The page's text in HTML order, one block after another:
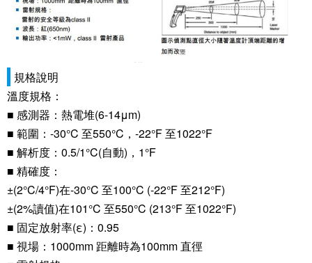
規格說明
溫度規格：
■ 感測器：熱電堆(6-14μm)
■ 範圍：-30°C 至550°C，-22°F 至1022°F
■ 解析度：0.5/1°C(自動)，1°F
■ 精確度：
±(2°C/4°F)在-30°C 至100°C (-22°F 至212°F)
±(2%讀值)在101°C 至550°C (213°F 至1022°F)
■ 固定放射率(ε)：0.95
■ 視場：1000mm 距離時為100mm 直徑